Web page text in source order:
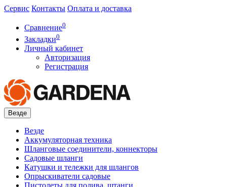
Сервис Контакты Оплата и доставка
Сравнение0
Закладки0
Личный кабинет
Авторизация
Регистрация
Везде
Везде
Аккумуляторная техника
Шланговые соединители, коннекторы
Садовые шланги
Катушки и тележки для шлангов
Опрыскиватели садовые
Пистолеты для полива, штанги